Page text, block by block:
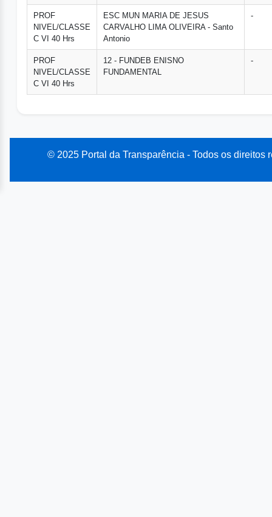
PROF
NIVEL/CLASSE
C VI 40 Hrs
ESC MUN MARIA DE JESUS
CARVALHO LIMA OLIVEIRA - Santo
Antonio
-
PROF
NIVEL/CLASSE
C VI 40 Hrs
12 - FUNDEB ENISNO
FUNDAMENTAL
-
© 2025 Portal da Transparência - Todos os direitos